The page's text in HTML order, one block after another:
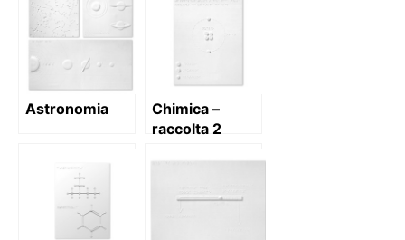
Astronomia
Chimica –
raccolta 2